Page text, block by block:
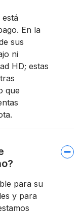
está
En la
sus
ni
HD; estas
que
para su
y para